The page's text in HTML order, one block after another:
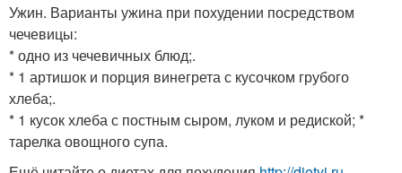
Ужин. Варианты ужина при похудении посредством
чечевицы:
* одно из чечевичных блюд;.
* 1 артишок и порция винегрета с кусочком грубого
хлеба;.
* 1 кусок хлеба с постным сыром, луком и редиской; *
тарелка овощного супа.